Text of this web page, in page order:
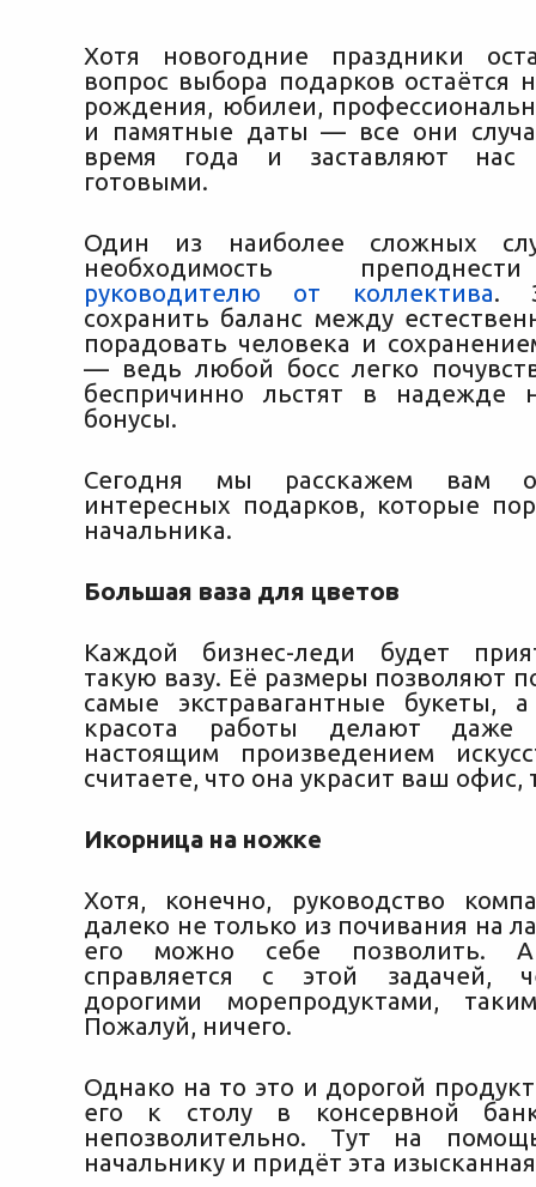
Хотя новогодние праздники
вопрос выбора подарков остаётся
рождения, юбилеи,
и памятные даты — все они
время года и заставляют нас
готовыми.
Один из наиболее сложных
необходимость
руководителю от коллектива.
сохранить баланс между
порадовать человека и
— ведь любой босс легко
беспричинно льстят в надежде
бонусы.
Сегодня мы расскажем вам о
интересных подарков, которые
начальника.
Большая ваза для цветов
Каждой бизнес-леди будет
такую вазу. Её размеры позволяют
самые экстравагантные букеты,
красота работы делают даже
настоящим произведением
считаете, что она украсит ваш офис,
Икорница на ножке
Хотя, конечно, руководство
далеко не только из почивания на
его можно себе позволить.
справляется с этой задачей,
дорогими морепродуктами,
Пожалуй, ничего.
Однако на то это и дорогой
его к столу в консервной
непозволительно. Тут на
начальнику и придёт эта